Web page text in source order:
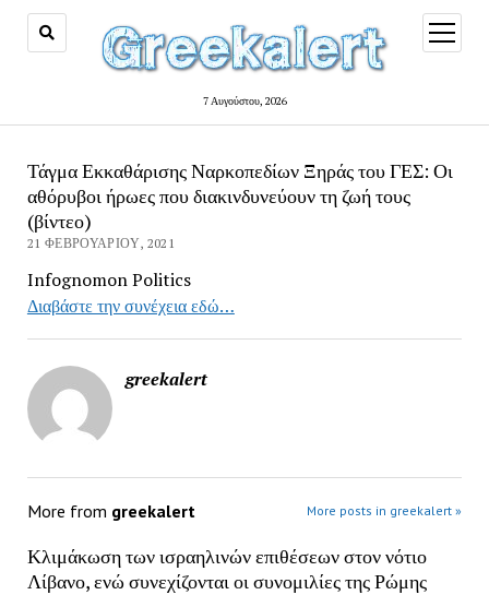
7 Αυγούστου, 2026
open
menu
Τάγμα Εκκαθάρισης Ναρκοπεδίων Ξηράς του ΓΕΣ: Οι
αθόρυβοι ήρωες που διακινδυνεύουν τη ζωή τους
(βίντεο)
21 ΦΕΒΡΟΥΑΡΊΟΥ, 2021
Infognomon Politics
Διαβάστε την συνέχεια εδώ…
greekalert
More from greekalert More posts in greekalert »
Κλιμάκωση των ισραηλινών επιθέσεων στον νότιο
Λίβανο, ενώ συνεχίζονται οι συνομιλίες της Ρώμης